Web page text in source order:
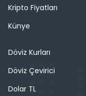
Kripto Fiyatları
Künye
Döviz Kurları
Döviz Çevirici
Dolar TL